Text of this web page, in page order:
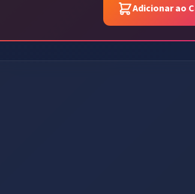
Adicionar ao